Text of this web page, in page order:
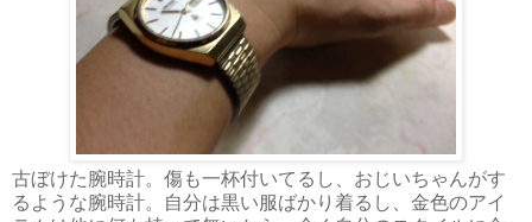
古ぼけた腕時計。傷も一杯付いてるし、おじいちゃんがす
るような腕時計。自分は黒い服ばかり着るし、金色のアイ